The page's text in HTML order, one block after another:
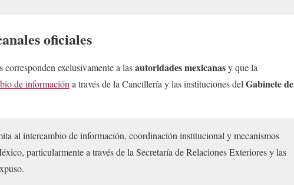
oficiales
exclusivamente a lasautoridades mexicanasy que la
de información a través de la Cancillería y las instituciones del Gabinete de
al intercambio de información, coordinación institucional y mecanismos
particularmente a través de la Secretaría de Relaciones Exteriores y las